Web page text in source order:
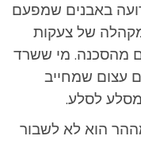
באבנים שמפעם
של צעקות
מהסכנה. מי ששרד
עצום שמחייב
מסלע לסלע.
הוא לא לשבור